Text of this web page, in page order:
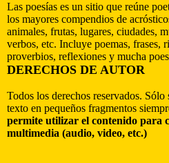
Las poesías es un sitio que reúne
los mayores compendios de
animales, frutas, lugares, ciudades,
verbos, etc. Incluye poemas, frases,
proverbios, reflexiones y mucha
DERECHOS DE AUTOR
Todos los derechos reservados.
texto en pequeños fragmentos
permite utilizar el contenido para
multimedia (audio, video, etc.)